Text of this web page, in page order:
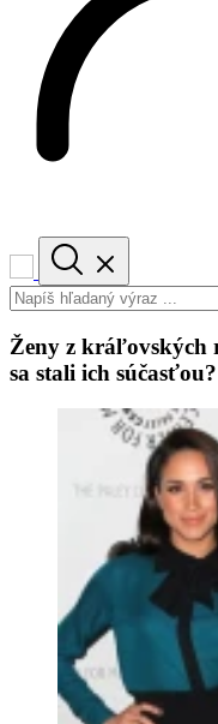
Ženy z kráľovských
sa stali ich súčasťou?